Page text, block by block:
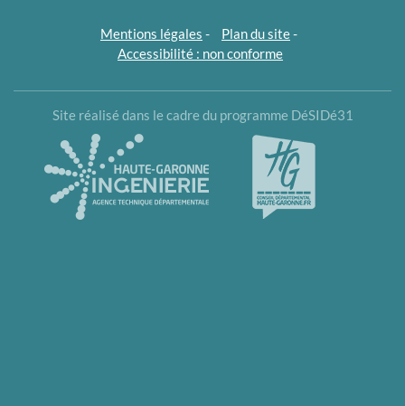
Mentions légales - Plan du site-
Accessibilité : non conforme
Site réalisé dans le cadre du programme DéSIDé31